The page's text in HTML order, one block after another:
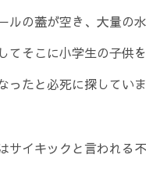
ルの蓋が空き、大量の
てそこに小学生の子供
ったと必死に探していま
サイキックと言われる